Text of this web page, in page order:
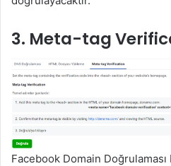
3. Meta-tag
Facebook Domain Doğrulaması